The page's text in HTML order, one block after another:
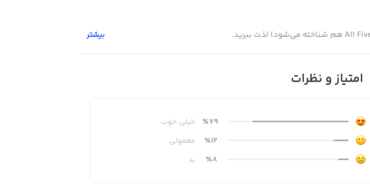
بیشتر
امتیاز و نظرات
٪79
خیلی خوب
٪12
معمولی
٪8 بد